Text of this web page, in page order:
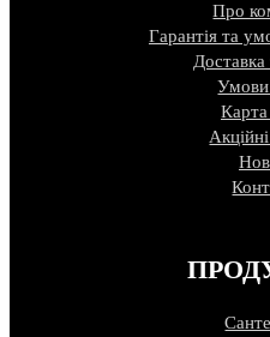
Про
Гарантія та
Доставка
Умови